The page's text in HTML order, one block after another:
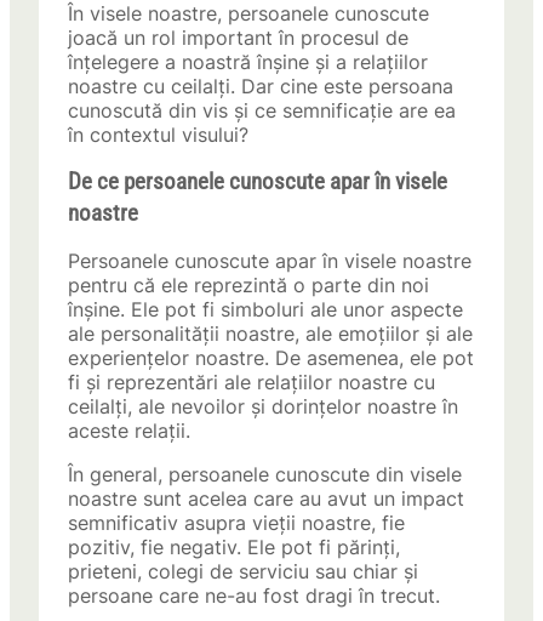
În visele noastre, persoanele cunoscute
joacă un rol important în procesul de
înțelegere a noastră înșine și a relațiilor
noastre cu ceilalți. Dar cine este persoana
cunoscută din vis și ce semnificație are ea
în contextul visului?
De ce persoanele cunoscute apar în visele
noastre
Persoanele cunoscute apar în visele noastre
pentru că ele reprezintă o parte din noi
înșine. Ele pot fi simboluri ale unor aspecte
ale personalității noastre, ale emoțiilor și ale
experiențelor noastre. De asemenea, ele pot
fi și reprezentări ale relațiilor noastre cu
ceilalți, ale nevoilor și dorințelor noastre în
aceste relații.
În general, persoanele cunoscute din visele
noastre sunt acelea care au avut un impact
semnificativ asupra vieții noastre, fie
pozitiv, fie negativ. Ele pot fi părinți,
prieteni, colegi de serviciu sau chiar și
persoane care ne-au fost dragi în trecut.